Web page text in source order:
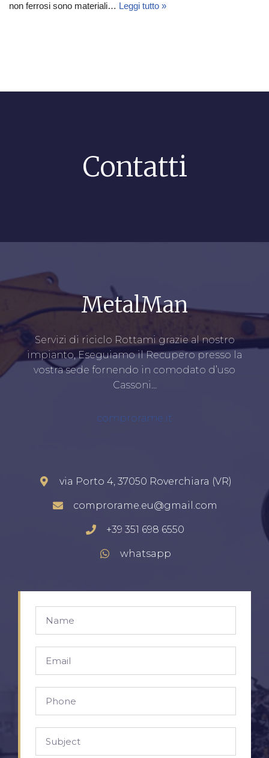
non ferrosi sono materiali… Leggi tutto »
Contatti
MetalMan
Servizi di riciclo Rottami grazie al nostro
impianto, Eseguiamo il Recupero presso la
vostra sede fornendo in comodato d’uso
Cassoni…
comprorame.it
via Porto 4, 37050 Roverchiara (VR)
comprorame.eu@gmail.com
+39 351 698 6550
whatsapp